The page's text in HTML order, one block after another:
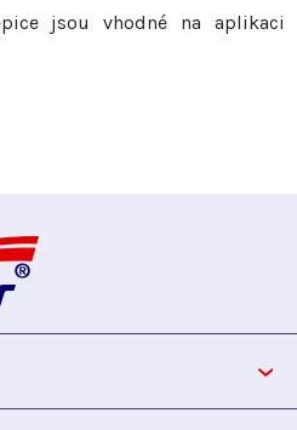
p
jsou vhodné na aplikaci